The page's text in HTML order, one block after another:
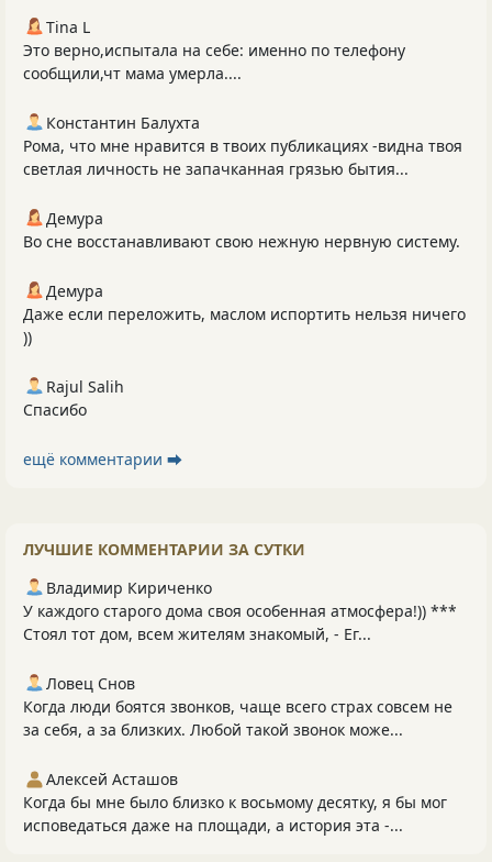
Tina L
Это верно,испытала на себе: именно по телефону
сообщили,чт мама умерла....
Константин Балухта
Рома, что мне нравится в твоих публикациях -видна твоя
светлая личность не запачканная грязью бытия...
Демура
Во сне восстанавливают свою нежную нервную систему.
Демура
Даже если переложить, маслом испортить нельзя ничего
))
Rajul Salih
Спасибо
ещё комментарии ⮕
ЛУЧШИЕ КОММЕНТАРИИ ЗА СУТКИ
Владимир Кириченко
У каждого старого дома своя особенная атмосфера!)) ***
Стоял тот дом, всем жителям знакомый, - Ег...
Ловец Снов
Когда люди боятся звонков, чаще всего страх совсем не
за себя, а за близких. Любой такой звонок може...
Алексей Асташов
Когда бы мне было близко к восьмому десятку, я бы мог
исповедаться даже на площади, а история эта -...